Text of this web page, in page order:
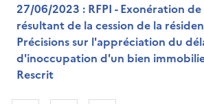
27/06/2023 : RFPI - Exonération
résultant de la cession de la
Précisions sur l'appréciation du
d'inoccupation d'un bien
Rescrit